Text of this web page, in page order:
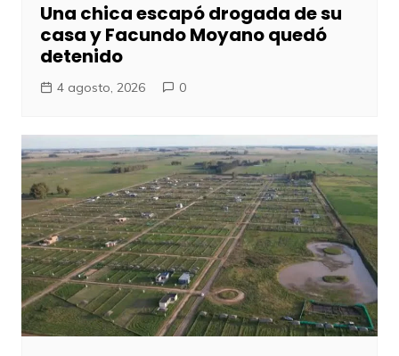
Una chica escapó drogada de su
casa y Facundo Moyano quedó
detenido
4 agosto, 2026 0